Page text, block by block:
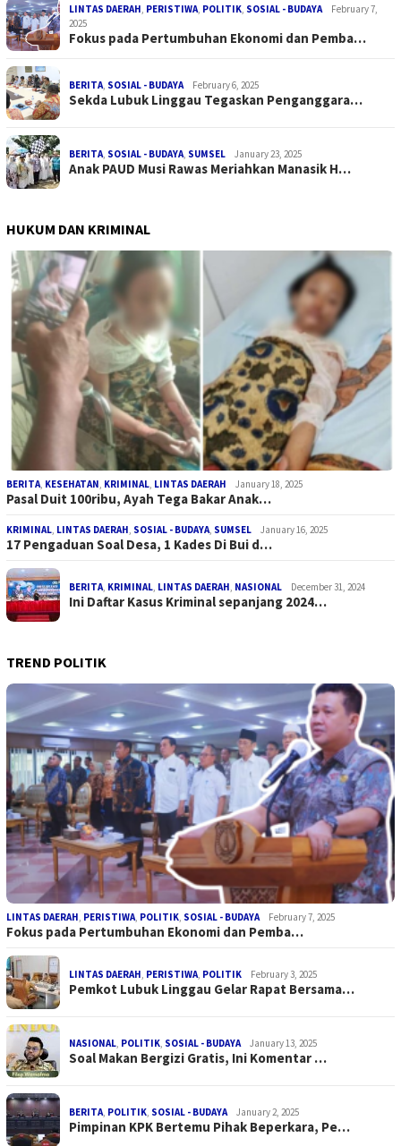
LINTAS DAERAH, PERISTIWA, POLITIK, SOSIAL - BUDAYA
February 7,
2025
Fokus pada Pertumbuhan Ekonomi dan Pemba…
BERITA, SOSIAL - BUDAYA February 6, 2025
Sekda Lubuk Linggau Tegaskan Penganggara…
BERITA, SOSIAL - BUDAYA, SUMSEL January 23, 2025
Anak PAUD Musi Rawas Meriahkan Manasik H…
HUKUM DAN KRIMINAL
BERITA, KESEHATAN, KRIMINAL, LINTAS DAERAH January 18, 2025
Pasal Duit 100ribu, Ayah Tega Bakar Anak…
KRIMINAL, LINTAS DAERAH, SOSIAL - BUDAYA, SUMSEL January 16, 2025
17 Pengaduan Soal Desa, 1 Kades Di Bui d…
BERITA, KRIMINAL, LINTAS DAERAH, NASIONAL December 31, 2024
Ini Daftar Kasus Kriminal sepanjang 2024…
TREND POLITIK
LINTAS DAERAH, PERISTIWA, POLITIK, SOSIAL - BUDAYA February 7, 2025
Fokus pada Pertumbuhan Ekonomi dan Pemba…
LINTAS DAERAH, PERISTIWA, POLITIK February 3, 2025
Pemkot Lubuk Linggau Gelar Rapat Bersama…
NASIONAL, POLITIK, SOSIAL - BUDAYA January 13, 2025
Soal Makan Bergizi Gratis, Ini Komentar …
BERITA, POLITIK, SOSIAL - BUDAYA January 2, 2025
Pimpinan KPK Bertemu Pihak Beperkara, Pe…